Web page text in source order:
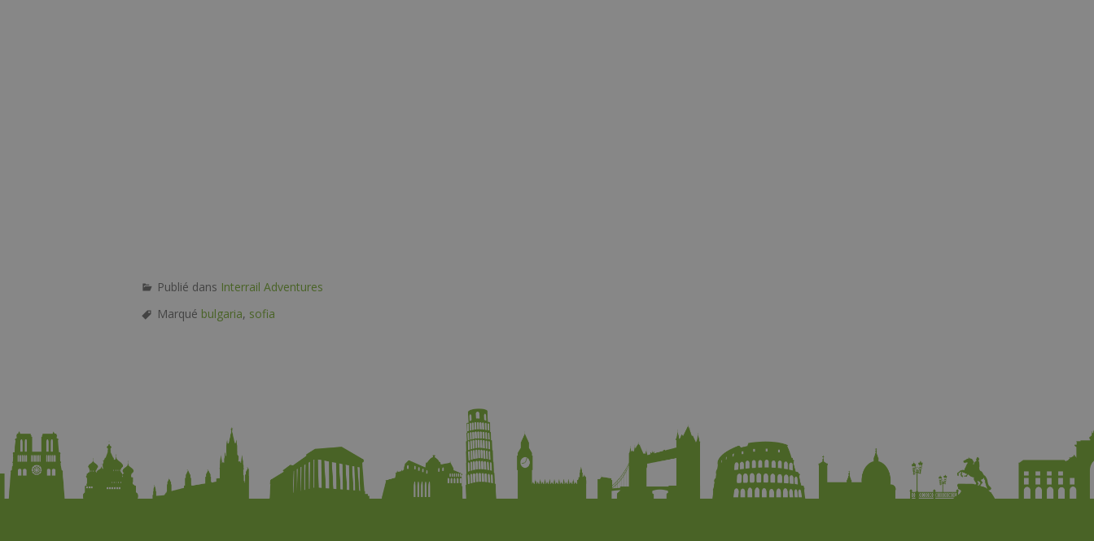
Publié dans Interrail Adventures
Marqué bulgaria, sofia